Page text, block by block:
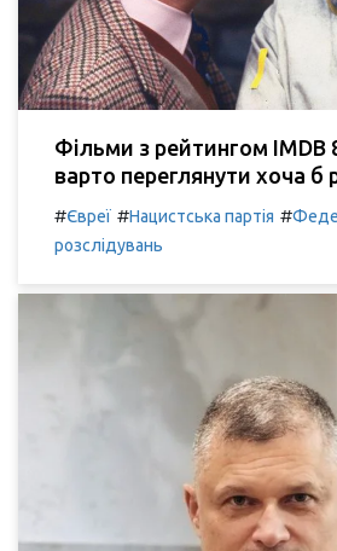
Фільми з рейтингом IMDB
варто переглянути хоча б
#Євреї #Нацистська партія #
розслідувань